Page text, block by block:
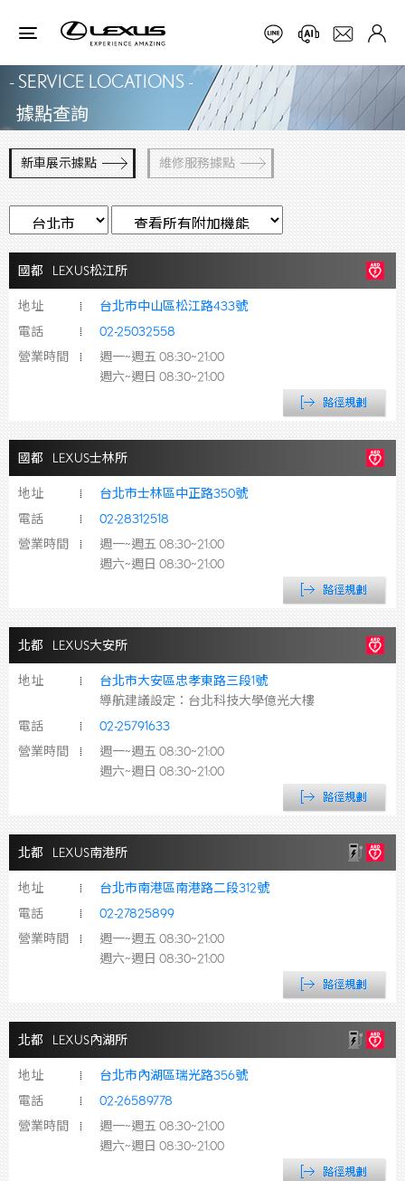
- SERVICE LOCATIONS -
據點查詢
新車展示據點 維修服務據點
國都 LEXUS松江所
地址
台北市中山區松江路433號
電話
02-25032558
營業時間
週一~週五 08:30~21:00
週六~週日 08:30~21:00
國都 LEXUS士林所
地址
台北市士林區中正路350號
電話
02-28312518
營業時間
週一~週五 08:30~21:00
週六~週日 08:30~21:00
北都 LEXUS大安所
地址
台北市大安區忠孝東路三段1號
導航建議設定：台北科技大學億光大樓
電話
02-25791633
營業時間
週一~週五 08:30~21:00
週六~週日 08:30~21:00
北都 LEXUS南港所
地址
台北市南港區南港路二段312號
電話
02-27825899
營業時間
週一~週五 08:30~21:00
週六~週日 08:30~21:00
北都 LEXUS內湖所
地址
台北市內湖區瑞光路356號
電話
02-26589778
營業時間
週一~週五 08:30~21:00
週六~週日 08:30~21:00